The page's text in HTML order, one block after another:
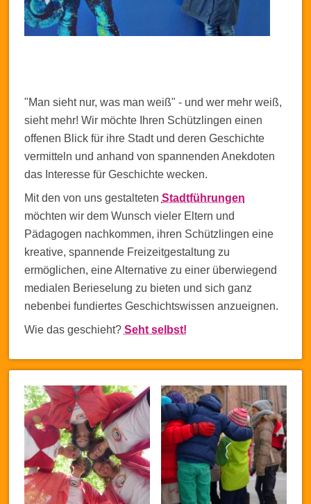
"Man sieht nur, was man weiß" - und wer mehr weiß,
sieht mehr! Wir möchte Ihren Schützlingen einen
offenen Blick für ihre Stadt und deren Geschichte
vermitteln und anhand von spannenden Anekdoten
das Interesse für Geschichte wecken.
Mit den von uns gestalteten Stadtführungen
möchten wir dem Wunsch vieler Eltern und
Pädagogen nachkommen, ihren Schützlingen eine
kreative, spannende Freizeitgestaltung zu
ermöglichen, eine Alternative zu einer überwiegend
medialen Berieselung zu bieten und sich ganz
nebenbei fundiertes Geschichtswissen anzueignen.
Wie das geschieht? Seht selbst!